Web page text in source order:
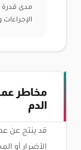
مدى
مخاطر
الدم
قد ينتج عن
الأضرار أو